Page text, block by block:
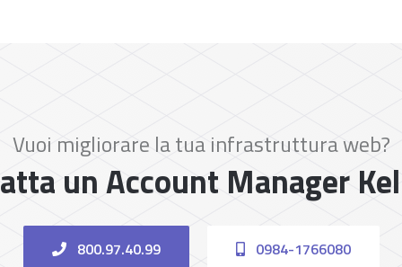
Vuoi migliorare la tua infrastruttura web?
un Account Manager
800.97.40.99 0984-1766080